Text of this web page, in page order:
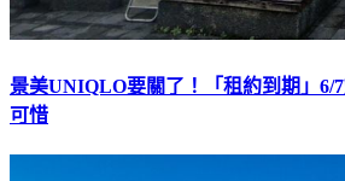
景美UNIQLO要關了！「租約到期」
可惜